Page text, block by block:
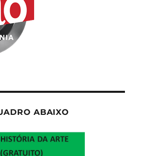
ABAIXO